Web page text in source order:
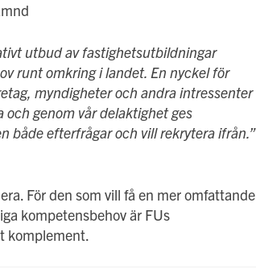
utbud av fastighetsutbildningar
runt omkring i landet. En nyckel för
myndigheter och andra intressenter
genom vår delaktighet ges
både efterfrågar och vill rekrytera ifrån.”
För den som vill få en mer omfattande
kompetensbehov är FUs
komplement.